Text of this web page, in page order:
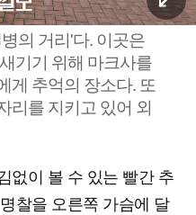
의 거리'다. 이곳은
기기 위해 마크사를
게 추억의 장소다. 또
리를 지키고 있어 외
없이 볼 수 있는 빨간 추
찰을 오른쪽 가슴에 달